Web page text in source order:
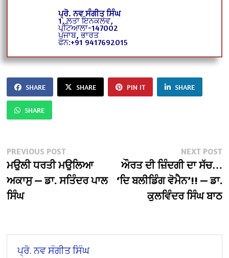
ਪ੍ਰੋ. ਨਵ ਸੰਗੀਤ ਸਿੰਘ
1, ਲਤਾ ਇਨਕਲੇਵ,
ਪਟਿਆਲਾ-147002
ਪੰਜਾਬ, ਭਾਰਤ
ਫੋਨ:+91 9417692015
SHARE SHARE PIN IT SHARE
SHARE
Post
navigation
PREVIOUS POSTPrevious
post:
ਮਉਲੀ ਧਰਤੀ ਮਉਲਿਆ
ਅਕਾਸੁ — ਡਾ. ਸਤਿੰਦਰ ਪਾਲ
ਸਿੰਘ
NEXT POST
ਔਰਤ ਦੀ ਜ਼ਿੰਦਗੀ ਦਾ ਸੱਚ…
‘ਦਿ ਬਲੀਡਿੰਗ ਵੋਮੈਨ’!! — ਡਾ.
ਕੁਲਵਿੰਦਰ ਸਿੰਘ ਬਾਠ
ਪ੍ਰੋ. ਨਵ ਸੰਗੀਤ ਸਿੰਘ